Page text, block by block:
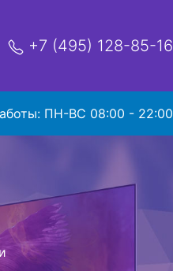
+7 (495) 128-85-16
ПН-ВС 08:00 - 22:00